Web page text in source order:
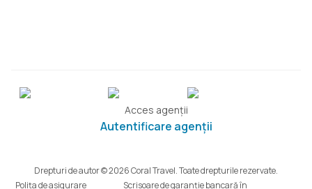
Acces agenții
Autentificare agenții
Drepturi de autor © 2026 Coral Travel. Toate drepturile rezervate.
Polița de asigurare
Scrisoare de garanție bancară în